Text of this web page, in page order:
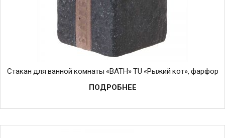
Стакан для ванной комнаты «BATH» TU «Рыжий кот», фарфор
ПОДРОБНЕЕ